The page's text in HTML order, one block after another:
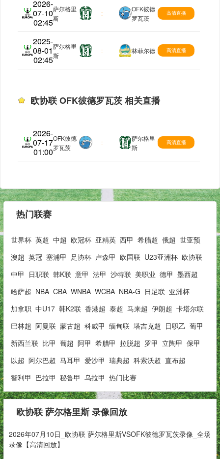
2026-
07-10
02:45
欧协联
萨尔格里
斯
:
OFK彼德
罗瓦茨
高清直播
2025-
08-01
02:45
欧协联
萨尔格里
斯
: 林菲尔德 高清直播
欧协联 OFK彼德罗瓦茨 相关直播
2026-
07-17
01:00
欧协联
OFK彼德
罗瓦茨
:
萨尔格里
斯
高清直播
热门联赛
世界杯 英超 中超 欧冠杯 亚精英 西甲 希腊超 俄超 世亚预
澳超 英冠 塞浦甲 足协杯 卢森甲 欧国联 U23亚洲杯 欧协联
中甲 日职联 韩K联 意甲 法甲 沙特联 美职业 德甲 墨西超
哈萨超 NBA CBA WNBA WCBA NBA-G 日足联 亚洲杯
加拿职 中U17 韩K2联 香港超 泰超 马来超 伊朗超 卡塔尔联
巴林超 阿曼联 蒙古超 科威甲 缅甸联 塔吉克超 日职乙 葡甲
新西兰联 比甲 葡超 阿甲 希腊甲 拉脱超 罗甲 立陶甲 保甲
以超 阿尔巴超 马耳甲 爱沙甲 瑞典超 科索沃超 直布超
智利甲 巴拉甲 秘鲁甲 乌拉甲 热门比赛
欧协联 萨尔格里斯 录像回放
2026年07月10日_欧协联 萨尔格里斯VSOFK彼德罗瓦茨录像_全场
录像【高清回放】